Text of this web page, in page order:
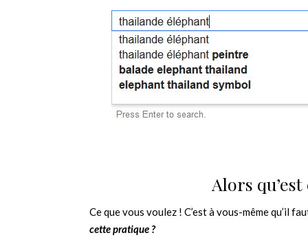
Alors
Ce que vous voulez ! C’est à vous-même qu’il
cette pratique ?